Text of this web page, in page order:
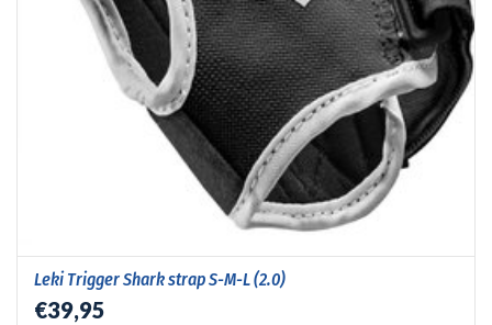
Leki Trigger Shark strap S-M-L (2.0)
€39,95